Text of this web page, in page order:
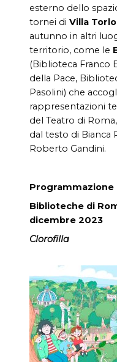
esterno dello
tornei di Villa
autunno in altri
territorio, come le
(Biblioteca Franco
della Pace,
Pasolini) che
rappresentazioni
del Teatro di Roma,
dal testo di Bianca
Roberto Gandini.
Programmazione
Biblioteche di
dicembre 2023
Clorofilla